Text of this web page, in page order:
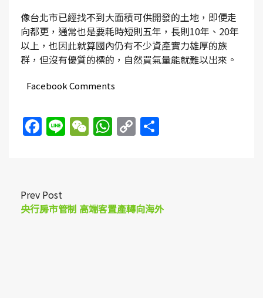
像台北市已經找不到大面積可供開發的土地，即便走
向都更，通常也是要耗時短則五年，長則10年、20年
以上，也因此就算國內仍有不少資產實力雄厚的族
群，但沒有優質的標的，自然買氣量能就難以出來。
Facebook Comments
Facebook
LineWeChat
WhatsApp
Copy
Prev Post
央行房市管制 高端客置產轉向海外